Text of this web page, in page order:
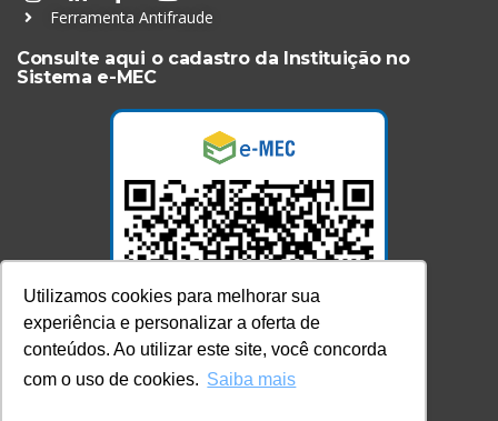
Utilizamos cookies para melhorar sua
experiência e personalizar a oferta de
conteúdos. Ao utilizar este site, você concorda
com o uso de cookies. Saiba mais
Ferramenta Antifraude
Consulte aqui o cadastro da Instituição no
Sistema e-MEC